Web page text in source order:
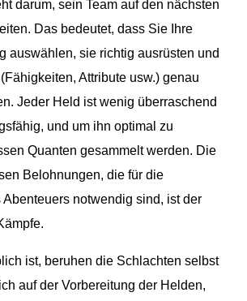
darum, sein Team auf den nächsten
Das bedeutet, dass Sie Ihre
auswählen, sie richtig ausrüsten und
Attribute usw.) genau
Jeder Held ist wenig überraschend
und um ihn optimal zu
Quanten gesammelt werden. Die
Belohnungen, die für die
Abenteuers notwendig sind, ist der
ist, beruhen die Schlachten selbst
auf der Vorbereitung der Helden,